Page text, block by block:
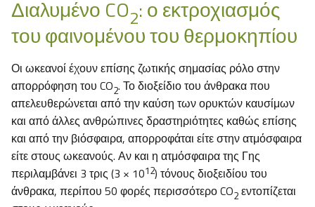
Διαλυμένο CO2: ο εκτροχιασμός
του φαινομένου του θερμοκηπίου
Οι ωκεανοί έχουν επίσης ζωτικής σημασίας ρόλο στην
απορρόφηση του CO2. Το διοξείδιο του άνθρακα που
απελευθερώνεται από την καύση των ορυκτών καυσίμων
και από άλλες ανθρώπινες δραστηριότητες καθώς επίσης
και από την βιόσφαιρα, απορροφάται είτε στην ατμόσφαιρα
είτε στους ωκεανούς. Αν και η ατμόσφαιρα της Γης
περιλαμβάνει 3 τρις (3 × 1012) τόνους διοξειδίου του
άνθρακα, περίπου 50 φορές περισσότερο CO2 εντοπίζεται